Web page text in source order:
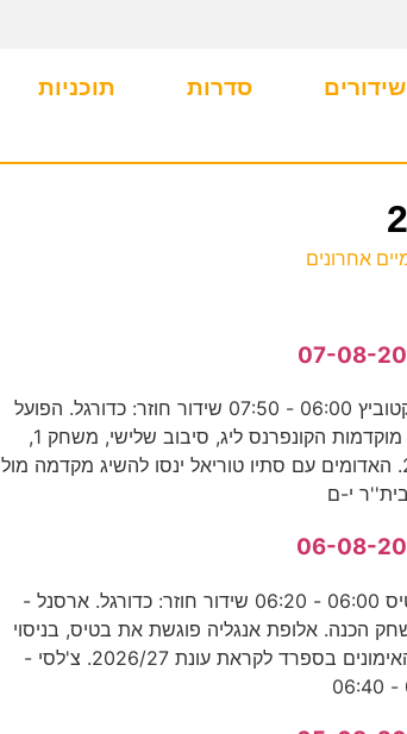
סדרות תוכניות
אחרונים
הפועל ת''א - קטוביץ 06:00 - 07:50 שידור חוזר: כדורגל. הפועל
ת''א - קטוביץ, מוקדמות הקונפרנס ליג, סיבוב שלישי, משחק 1,
עונת 2026/27. האדומים עם סתיו טוריאל ינסו להשיג מקדמה מול
י-ם
ארסנל - ר. בטיס 06:00 - 06:20 שידור חוזר: כדורגל. ארסנל -
הכנה. אלופת אנגליה פוגשת את בטיס, בניסוי
כלים ממחנה האימונים בספרד לקראת עונת 2026/27. צ'לסי -